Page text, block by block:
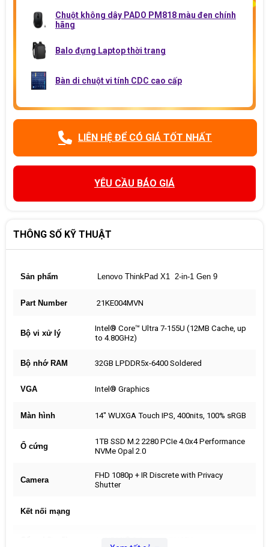
Chuột không dây PADO PM818 màu đen chính
hãng
Balo đựng Laptop thời trang
Bàn di chuột vi tính CDC cao cấp
LIÊN HỆ ĐỂ CÓ GIÁ TỐT NHẤT
YÊU CẦU BÁO GIÁ
THÔNG SỐ KỸ THUẬT
Sản phẩm Lenovo ThinkPad X1 2-in-1 Gen 9
Part Number 21KE004MVN
Bộ vi xử lý
Intel® Core™ Ultra 7-155U (12MB Cache, up
to 4.80GHz)
Bộ nhớ RAM 32GB LPDDR5x-6400 Soldered
VGA Intel® Graphics
Màn hình 14" WUXGA Touch IPS, 400nits, 100% sRGB
Ổ cứng
1TB SSD M.2 2280 PCIe 4.0x4 Performance
NVMe Opal 2.0
Camera
FHD 1080p + IR Discrete with Privacy
Shutter
Kết nối mạng